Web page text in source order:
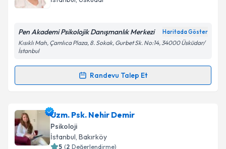
Kişisel verilerimin işlenmesine ilişkinAydınlatma
'ni okudum ve kişisel verilerimin belirtilen
kapsamda işlenmesini kabul ediyorum.
Takvim Talebini Gönder
Pen Akademi Psikolojik Danışmanlık Merkezi Haritada Göster
Kısıklı Mah, Çamlıca Plaza, 8. Sokak, Gurbet Sk. No:14, 34000 Üsküdar/
İstanbul
Randevu Talep Et
Randevu Takvimi Talebi
Psk. Yeliz Kılıç Özlüiçin randevu takvimi talebi
oluşturun. Size bu uzmandan randevu almanız için bir
takvim hazırlandığında e-posta ile bilgilendireceğiz.
Uzm. Psk. Nehir Demir
Psikoloji
İstanbul, Bakırköy
5 (2 Değerlendirme)